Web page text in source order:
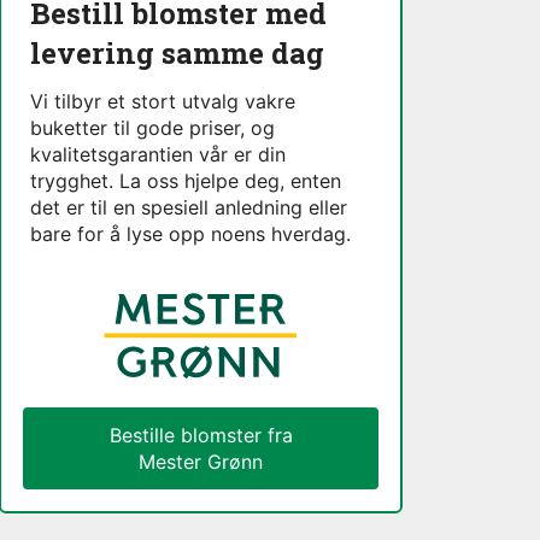
Bestill blomster med
levering samme dag
Vi tilbyr et stort utvalg vakre
buketter til gode priser, og
kvalitetsgarantien vår er din
trygghet. La oss hjelpe deg, enten
det er til en spesiell anledning eller
bare for å lyse opp noens hverdag.
Bestille blomster fra
Mester Grønn